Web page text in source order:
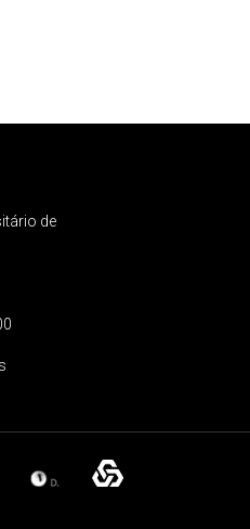
de